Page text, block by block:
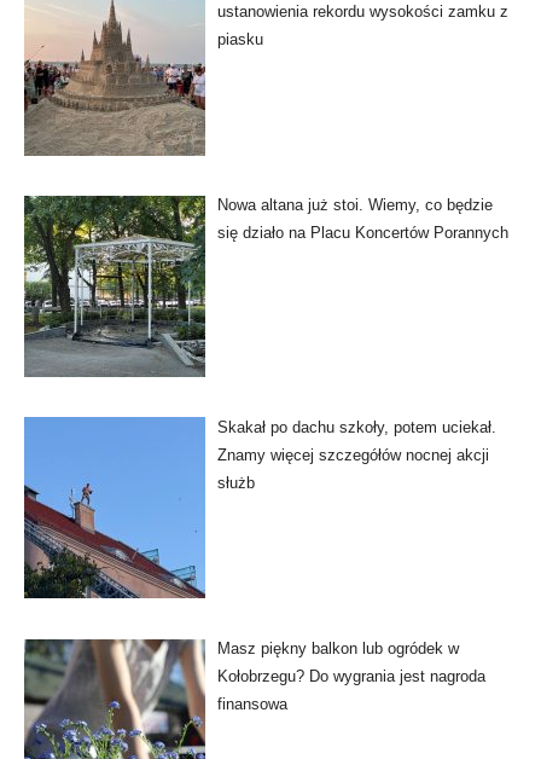
ustanowienia rekordu wysokości zamku z
piasku
Nowa altana już stoi. Wiemy, co będzie
się działo na Placu Koncertów Porannych
Skakał po dachu szkoły, potem uciekał.
Znamy więcej szczegółów nocnej akcji
służb
Masz piękny balkon lub ogródek w
Kołobrzegu? Do wygrania jest nagroda
finansowa